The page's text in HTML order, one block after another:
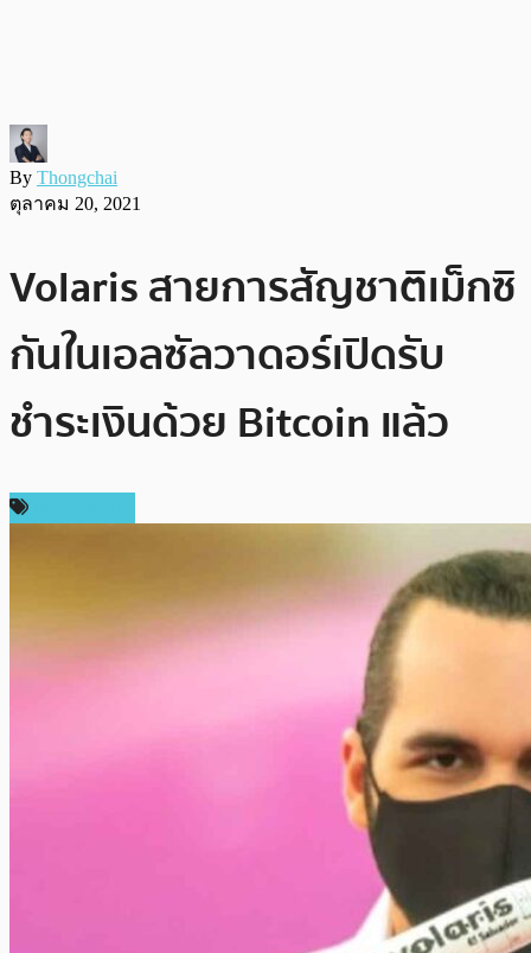
By Thongchai
ตุลาคม 20, 2021
Volaris สายการสัญชาติเม็กซิ
กันในเอลซัลวาดอร์เปิดรับ
ชำระเงินด้วย Bitcoin แล้ว